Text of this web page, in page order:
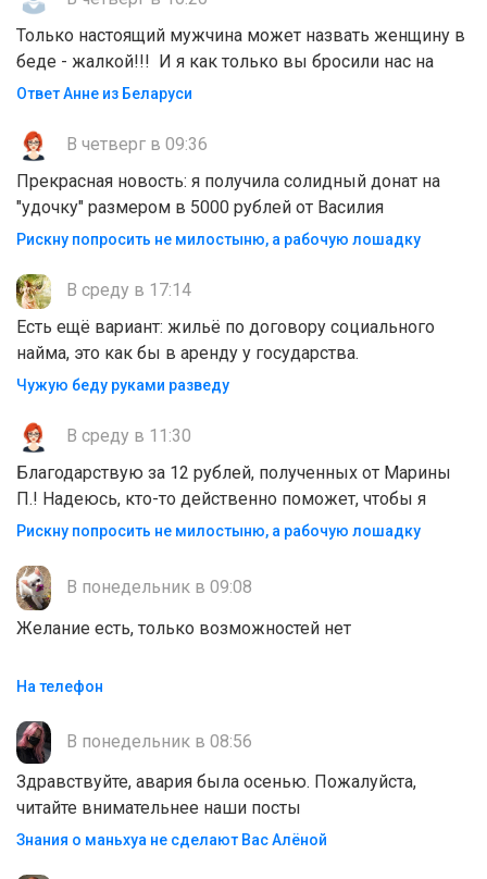
Только настоящий мужчина может назвать женщину в
беде - жалкой!!! И я как только вы бросили нас на
Ответ Анне из Беларуси
В четверг в 09:36
Прекрасная новость: я получила солидный донат на
"удочку" размером в 5000 рублей от Василия
Рискну попросить не милостыню, а рабочую лошадку
В среду в 17:14
Есть ещё вариант: жильё по договору социального
найма, это как бы в аренду у государства.
Чужую беду руками разведу
В среду в 11:30
Благодарствую за 12 рублей, полученных от Марины
П.! Надеюсь, кто-то действенно поможет, чтобы я
Рискну попросить не милостыню, а рабочую лошадку
В понедельник в 09:08
Желание есть, только возможностей нет
На телефон
В понедельник в 08:56
Здравствуйте, авария была осенью. Пожалуйста,
читайте внимательнее наши посты
Знания о маньхуа не сделают Вас Алëной